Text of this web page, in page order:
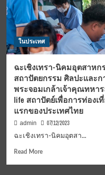
ในประเทศ
ฉะเชิงเทรา-นิคมอุตสาห
สถาปัตยกรรม ศิลปะและ
พระจอมเกล้าเจ้าคุณทหา
life สถาปัตย์เพื่อการท่องเ
แรกของประเทศไทย
admin 07/12/2023
ฉะเชิงเทรา-นิคมอุตสา...
Read MoreRead